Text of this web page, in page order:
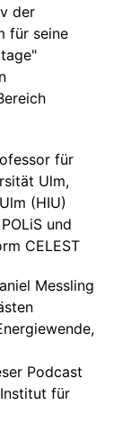
der
für seine
für
Ulm,
(HIU)
und
CELEST
Messling
Podcast
für